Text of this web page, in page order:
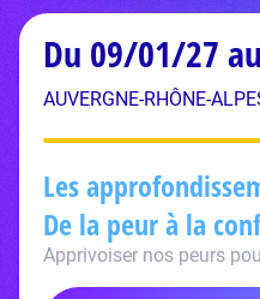
Du 09/01/27
AUVERGNE-RHÔNE-
Les
De la peur à la
Apprivoiser nos peurs